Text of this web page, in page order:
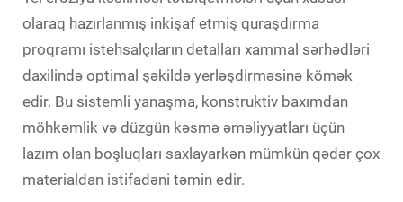
olaraq hazırlanmış inkişaf etmiş quraşdırma
proqramı istehsalçıların detalları xammal sərhədləri
daxilində optimal şəkildə yerləşdirməsinə kömək
edir. Bu sistemli yanaşma, konstruktiv baxımdan
möhkəmlik və düzgün kəsmə əməliyyatları üçün
lazım olan boşluqları saxlayarkən mümkün qədər çox
materialdan istifadəni təmin edir.